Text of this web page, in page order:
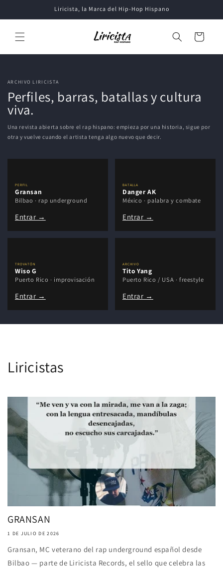
al contenido
Liricista, la Marca del Hip-Hop Hispano
Carrito
ARCHIVO LIRICISTA
Perfiles, barras, batallas y cultura
viva.
Una revista abierta sobre el rap hispano: empieza por una historia, sigue por
otra y vuelve cuando el artista tenga algo nuevo que decir.
PERFIL
Gransan
Bilbao · rap underground
Entrar →
BATALLA
Danger AK
México · palabra y combate
Entrar →
TROVATÓN
Wiso G
Puerto Rico · improvisación
Entrar →
ARCHIVO
Tito Yang
Puerto Rico / USA · freestyle
Entrar →
Liricistas
GRANSAN
1 DE JULIO DE 2026
Gransan, MC veterano del rap underground español desde
Bilbao — parte de Liricista Records, el sello que celebra las